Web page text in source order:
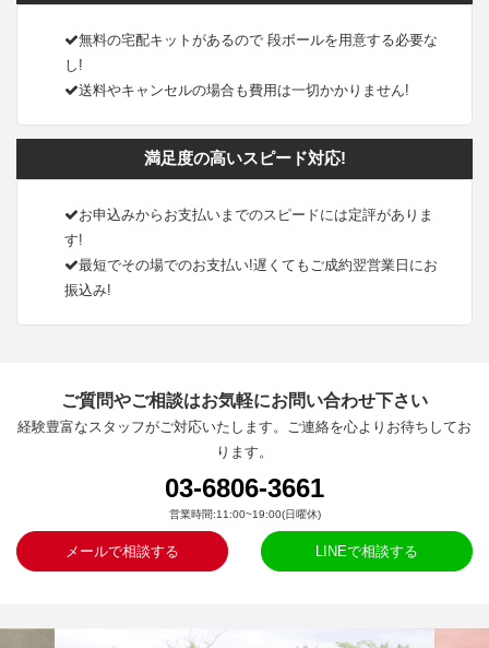
無料の宅配キットがあるので 段ボールを用意する必要な
し!
送料やキャンセルの場合も費用は一切かかりません!
満足度の高いスピード対応!
お申込みからお支払いまでのスピードには定評がありま
す!
最短でその場でのお支払い!遅くてもご成約翌営業日にお
振込み!
ご質問やご相談はお気軽にお問い合わせ下さい
経験豊富なスタッフがご対応いたします。ご連絡を心よりお待ちしてお
ります。
03-6806-3661
営業時間:11:00~19:00(日曜休)
メールで相談する LINEで相談する